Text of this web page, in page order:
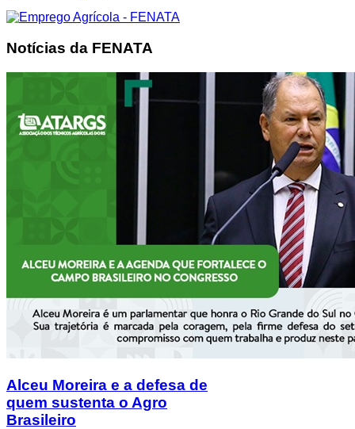
Notícias da FENATA
Alceu Moreira e a defesa de
quem sustenta o Agro
Brasileiro